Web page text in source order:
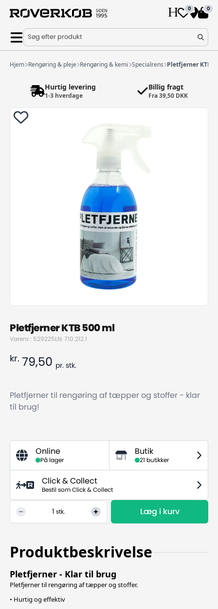
0 0
Søg efter produkt
Hjem Rengøring & pleje Rengøring & kemi Specialrens Pletfjerner KTB
Hurtig levering
1-3 hverdage
Billig fragt
Fra 39,50 DKK
Pletfjerner KTB 500 ml
Varenr.: 529225LN: 710.212.1
kr. 79,50 pr. stk.
Pletfjerner til rengøring af tæpper og stoffer - klar
til brug!
Online
På lager
Butik
21 butikker
Click & Collect
Bestil som Click & Collect
stk. Læg i kurv
Produktbeskrivelse
Pletfjerner - Klar til brug
Pletfjerner til rengøring af tæpper og stoffer.
• Hurtig og effektiv